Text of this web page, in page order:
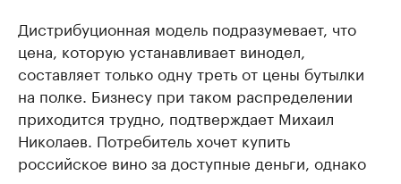
Дистрибуционная модель подразумевает, что
цена, которую устанавливает винодел,
составляет только одну треть от цены бутылки
на полке. Бизнесу при таком распределении
приходится трудно, подтверждает Михаил
Николаев. Потребитель хочет купить
российское вино за доступные деньги, однако